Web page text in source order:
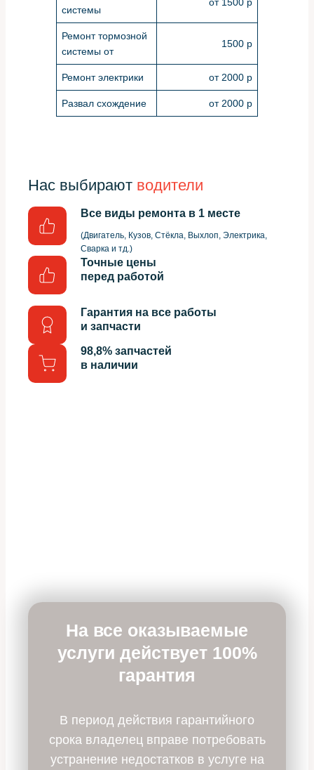
системы
Ремонт тормозной
системы от
1500 р
Ремонт электрики от 2000 р
Развал схождение от 2000 р
Нас выбирают водители
Все виды ремонта в 1 месте
(Двигатель, Кузов, Стёкла, Выхлоп, Электрика,
Сварка и тд.)
Точные цены
перед работой
Гарантия на все работы
и запчасти
98,8% запчастей
в наличии
На все оказываемые
услуги действует 100%
гарантия
В период действия гарантийного
срока владелец вправе потребовать
устранение недостатков в услуге на